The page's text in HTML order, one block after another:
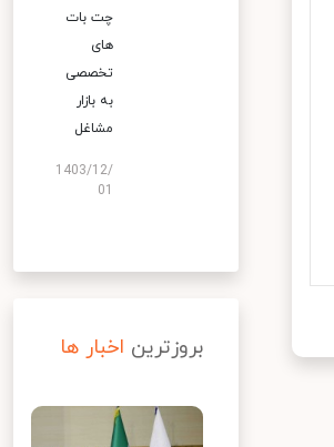
چت بات
های
تخصصی
به بازار
مشاغل
1403/12/
بروزترین اخبار ها